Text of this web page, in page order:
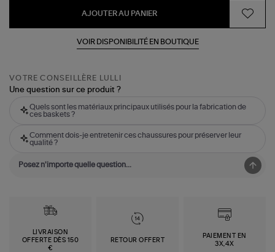
AJOUTER AU PANIER
VOIR DISPONIBILITÉ EN BOUTIQUE
VOTRE CONSEILLÈRE LULLI
Une question sur ce produit ?
Quels sont les matériaux principaux utilisés pour la fabrication de
ces baskets ?
Comment dois-je entretenir ces chaussures pour préserver leur
qualité ?
LIVRAISON
OFFERTE DÈS 150
€
RETOUR OFFERT
PAIEMENT EN
3X,4X